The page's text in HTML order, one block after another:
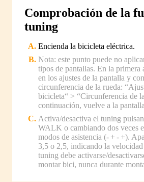
Comprobación de la
tuning
Encienda la bicicleta eléctrica.
Nota: este punto puede no
tipos de pantallas. En la primera
en los ajustes de la pantalla y
circunferencia de la rueda:
bicicleta“ > “Circunferencia de
continuación, vuelve a la
Activa/desactiva el tuning
WALK o cambiando dos veces
modos de asistencia (- + - +).
3,5 o 2,5, indicando la
tuning debe activarse/
montar bici, nunca durante